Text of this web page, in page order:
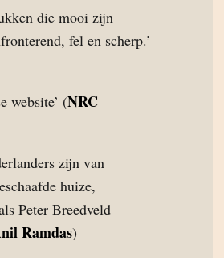
die mooi zijn
fel en scherp.’
website’ (NRC
zijn van
huize,
Peter Breedveld
Ramdas)